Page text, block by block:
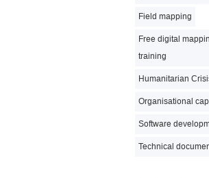
Field mapping
Free digital
training
Humanitarian
Organisational
Software
Technical